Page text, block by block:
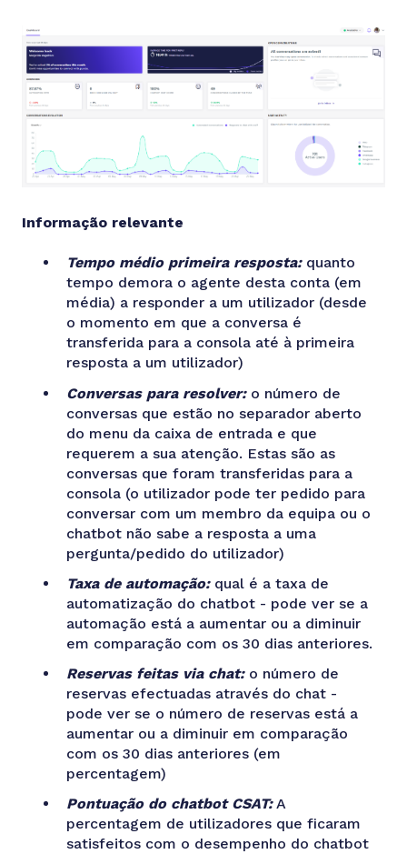
Informação relevante
Tempo médio primeira resposta: quanto
tempo demora o agente desta conta (em
média) a responder a um utilizador (desde
o momento em que a conversa é
transferida para a consola até à primeira
resposta a um utilizador)
Conversas para resolver:o número de
conversas que estão no separador aberto
do menu da caixa de entrada e que
requerem a sua atenção. Estas são as
conversas que foram transferidas para a
consola (o utilizador pode ter pedido para
conversar com um membro da equipa ou o
chatbot não sabe a resposta a uma
pergunta/pedido do utilizador)
Taxa de automação: qual é a taxa de
automatização do chatbot - pode ver se a
automação está a aumentar ou a diminuir
em comparação com os 30 dias anteriores.
Reservas feitas via chat:o número de
reservas efectuadas através do chat -
pode ver se o número de reservas está a
aumentar ou a diminuir em comparação
com os 30 dias anteriores (em
percentagem)
Pontuação do chatbot CSAT:A
percentagem de utilizadores que ficaram
satisfeitos com o desempenho do chatbot